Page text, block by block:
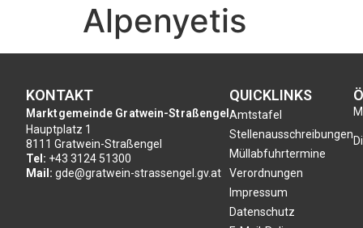
Alpenyetis
KONTAKT
Marktgemeinde Gratwein-Straßengel
Hauptplatz 1
8111 Gratwein-Straßengel
Tel: +43 3124 51300
Mail: gde@gratwein-strassengel.gv.at
QUICKLINKS
Amtstafel
Stellenausschreibungen
Müllabfuhrtermine
Verordnungen
Impressum
Datenschutz